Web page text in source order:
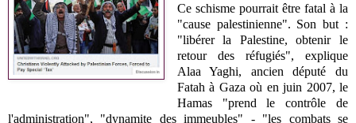
Ce schisme pourrait être fatal à la
"cause palestinienne". Son but :
"libérer la Palestine, obtenir le
retour des réfugiés", explique
Alaa Yaghi, ancien député du
Fatah à Gaza où en juin 2007, le
Hamas "prend le contrôle de
l'administration", "dynamite des immeubles" - "les combats se